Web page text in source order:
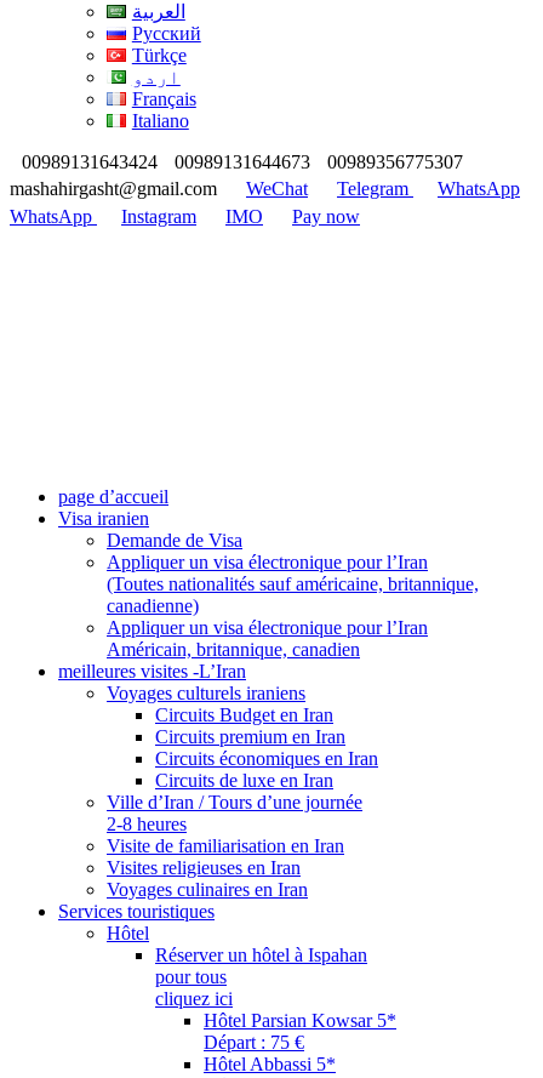
العربية
Русский
Türkçe
اردو
Français
Italiano
00989131643424
00989131644673
00989356775307
mashahirgasht@gmail.com
WeChat Telegram
WhatsApp
WhatsApp
Instagram IMO Pay now
page d’accueil
Visa iranien
Demande de Visa
Appliquer un visa électronique pour l’Iran
(Toutes nationalités sauf américaine, britannique,
canadienne)
Appliquer un visa électronique pour l’Iran
Américain, britannique, canadien
meilleures visites -L’Iran
Voyages culturels iraniens
Circuits Budget en Iran
Circuits premium en Iran
Circuits économiques en Iran
Circuits de luxe en Iran
Ville d’Iran / Tours d’une journée
2-8 heures
Visite de familiarisation en Iran
Visites religieuses en Iran
Voyages culinaires en Iran
Services touristiques
Hôtel
Réserver un hôtel à Ispahan
pour tous
cliquez ici
Hôtel Parsian Kowsar 5*
Départ : 75 €
Hôtel Abbassi 5*